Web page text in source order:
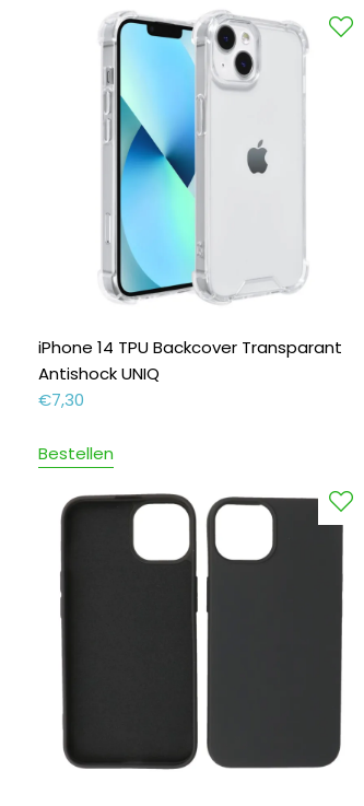
iPhone 14 TPU Backcover Transparant
Antishock UNIQ
€7,30
Bestellen